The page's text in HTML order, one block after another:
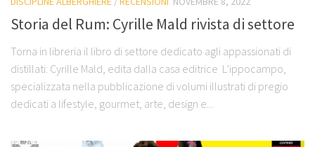
Storia del Rum: Cyrille Mald rivista di settore
Torna in libreria il libro di settore dedicato agli appassionati di
distillati: Cyrille Mald, edita dalla casa editrice L’ippocampo,
specializzata nella pubblicazione di volumi illustrati di pregio
dedicati a lifestyle, gourmet, arte, design e...